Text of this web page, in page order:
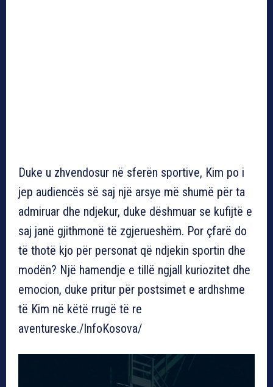
Duke u zhvendosur në sferën sportive, Kim po i
jep audiencës së saj një arsye më shumë për ta
admiruar dhe ndjekur, duke dëshmuar se kufijtë e
saj janë gjithmonë të zgjerueshëm. Por çfarë do
të thotë kjo për personat që ndjekin sportin dhe
modën? Një hamendje e tillë ngjall kuriozitet dhe
emocion, duke pritur për postsimet e ardhshme
të Kim në këtë rrugë të re
aventureske./InfoKosova/